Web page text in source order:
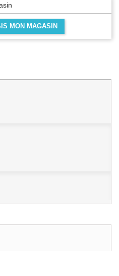
MON MAGASIN